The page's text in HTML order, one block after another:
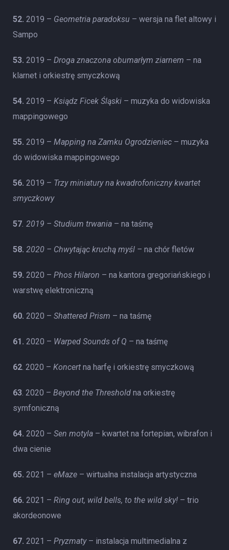
52. 2019 – Geometria paradoksu – wersja na flet altowy i
Sampo
53. 2019 – Droga znaczona obumarłym ziarnem – na
klarnet i orkiestrę smyczkową
54. 2019 – Ksiądz Ficek Śląski – muzyka do widowiska
mappingowego
55. 2019 – Mapping na Zamku Ogrodzieniec – muzyka
do widowiska mappingowego
56. 2019 – Trzy miniatury na kwadrofoniczny kwartet
smyczkowy
57. 2019 – Studium trwania – na taśmę
58. 2020 – Chwytając kruchą myśl – na chór fletów
59. 2020 – Phos Hilaron – na kantora gregoriańskiego i
warstwę elektroniczną
60. 2020 – Shattered Prism – na taśmę
61. 2020 – Warped Sounds of Q – na taśmę
62. 2020 – Koncert na harfę i orkiestrę smyczkową
63. 2020 – Beyond the Threshold na orkiestrę
symfoniczną
64. 2020 – Sen motyla – kwartet na fortepian, wibrafon i
dwa cienie
65. 2021 – eMaze – wirtualna instalacja artystyczna
66. 2021 – Ring out, wild bells, to the wild sky! – trio
akordeonowe
67. 2021 – Pryzmaty– instalacja multimedialna z